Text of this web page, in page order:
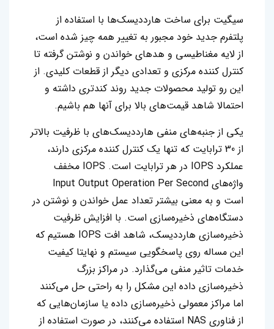
سیگیت برای ساخت هارددیسک‌ها با استفاده از
پلتفرم جدید خود مجبور به تغییر همه چیز شده است،
از لایه مغناطیسی و هدهای خواندن و نوشتن گرفته تا
کنترل کننده مرکزی و تعدادی دیگر از قطعات کلیدی. از
این رو تولید محصولات جدید روند کندتری داشته و
احتمالا شاهد قیمت‌های بالا برای آنها هم باشیم.
یکی از جنبه‌های منفی هارددیسک‌های با ظرفیت بالاتر
از 30 ترابایت که تنها یک کنترل کننده مرکزی دارند،
عملکرد IOPS در هر ترابایت است. IOPS مخفف
واژه‌های Input Output Operation Per Second
است و به معنی بیشتر تعداد عمل خواندن و نوشتن در
دستگاه‌های ذخیره‌سازی است. با افزایش ظرفیت
ذخیره‌سازی هارددیسک، شاهد افت IOPS هستیم که
این مساله روی پاسخگویی سیستم و نهایتا کیفیت
خدمات تاثیر منفی می‌گذارد. در مراکز بزرگ
ذخیره‌سازی داده این مشکل را به راحتی حل می‌کنند
اما مراکز معمولی ذخیره‌سازی داده یا سازمان‌هایی که
از فناوری NAS استفاده می‌کنند، در صورت استفاده از